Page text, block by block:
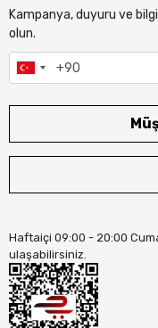
Kampanya, duyuru ve
olun.
Haftaiçi 09:00 - 20:00
ulaşabilirsiniz.